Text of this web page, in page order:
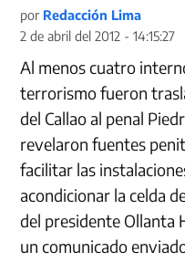
por Redacción Lima
2 de abril del 2012 - 14:15:27
Al menos cuatro
terrorismo fueron
del Callao al penal
revelaron fuentes
facilitar las
acondicionar la celda
del presidente Ollanta
un comunicado